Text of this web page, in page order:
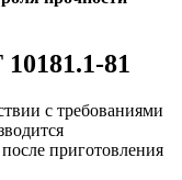
81
с требованиями
приготовления